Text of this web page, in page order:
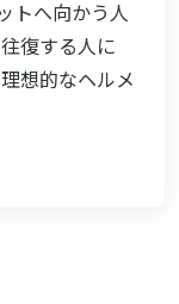
トへ向かう人
復する人に
想的なヘルメ